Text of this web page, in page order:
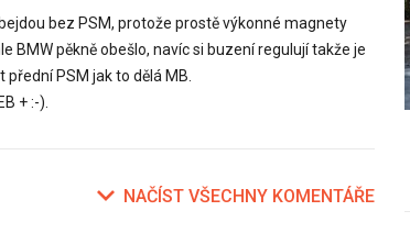
bez PSM, protože prostě výkonné magnety
BMW pěkně obešlo, navíc si buzení regulují takže je
PSM jak to dělá MB.
+ :-).
NAČÍST VŠECHNY KOMENTÁŘE